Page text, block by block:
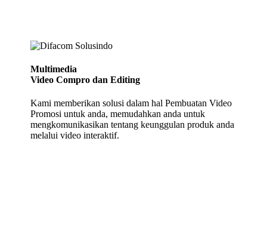
Multimedia
Video Compro dan Editing
Kami memberikan solusi dalam hal Pembuatan Video
Promosi untuk anda, memudahkan anda untuk
mengkomunikasikan tentang keunggulan produk anda
melalui video interaktif.